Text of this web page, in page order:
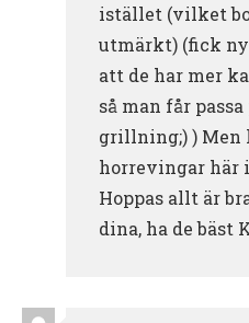
istället (vilket
utmärkt) (fick
att de har mer
så man får
grillning;) ) Men
horrevingar här
Hoppas allt är
dina, ha de bäst